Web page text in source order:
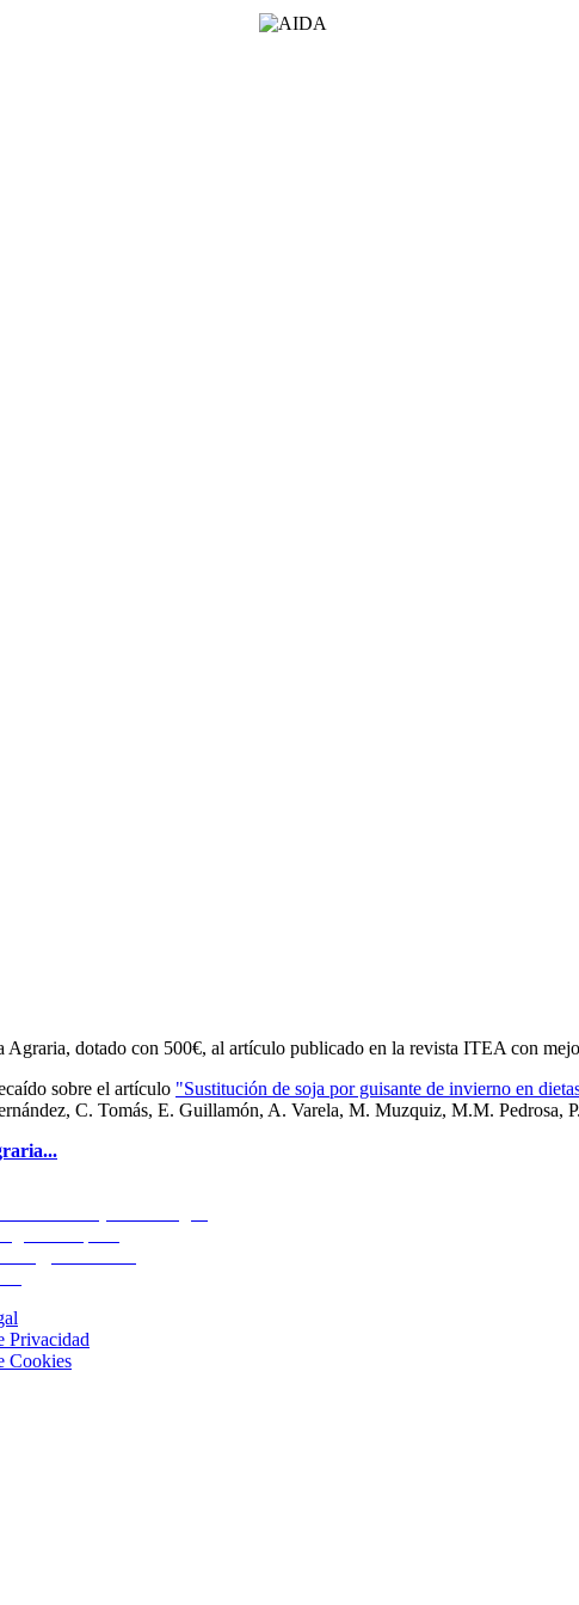
dotado con 500€, al artículo publicado en la revista ITEA con
sobre el artículo "Sustitución de soja por guisante de invierno en
C. Tomás, E. Guillamón, A. Varela, M. Muzquiz, M.M. Pedrosa,
Privacidad
Cookies